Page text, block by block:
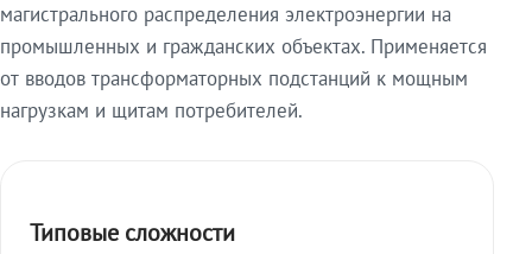
магистрального распределения электроэнергии на
промышленных и гражданских объектах. Применяется
от вводов трансформаторных подстанций к мощным
нагрузкам и щитам потребителей.
Типовые сложности